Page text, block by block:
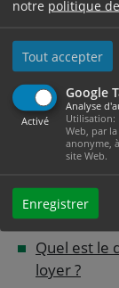
notre politique
Tout accepter
Google
Activé
Analyse
Utilisation:
Web, par
anonyme,
site Web.
Enregistrer
En quoi
respecter
Quittance
Que faire
Doit-on
retard de
Quel est le
loyer ?